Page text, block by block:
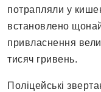
потрапляли у
встановлено
привласнення
тисяч гривень.
Поліцейські